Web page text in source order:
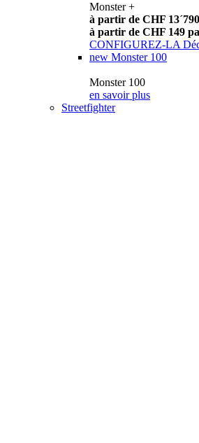
Monster +
à partir de CHF 13´790
à partir de CHF 149
CONFIGUREZ-LA
new Monster 100
Monster 100
en savoir plus
Streetfighter